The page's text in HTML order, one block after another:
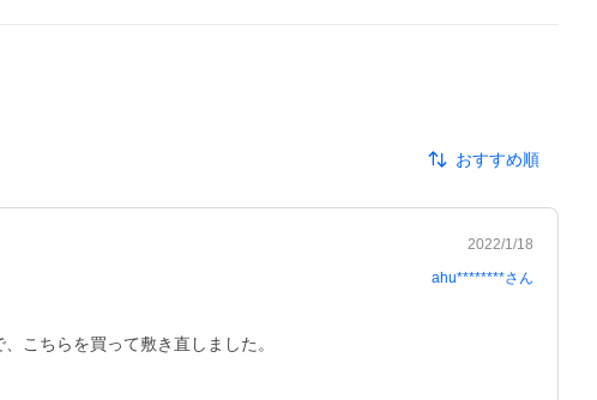
おすすめ順
2022/1/18
ahu********さん
こちらを買って敷き直しました。